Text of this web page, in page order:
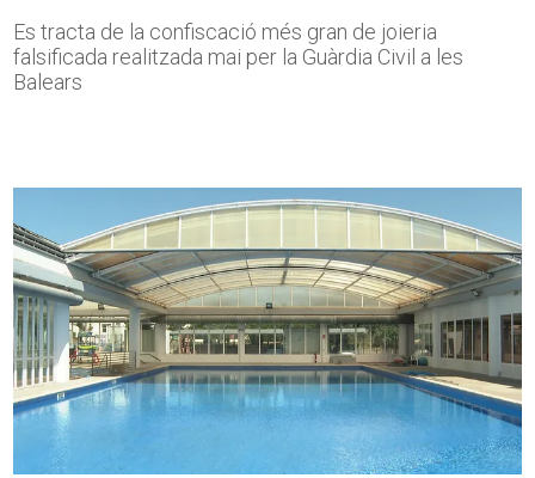
Es tracta de la confiscació més gran de joieria
falsificada realitzada mai per la Guàrdia Civil a les
Balears